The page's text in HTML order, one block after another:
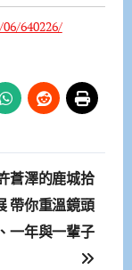
640226/
蒼澤的鹿城拾
帶你重溫鏡頭
一年與一輩子